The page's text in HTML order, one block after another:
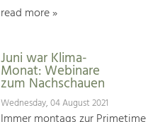
read more »
Juni war Klima-
Monat: Webinare
zum Nachschauen
Wednesday, 04 August 2021